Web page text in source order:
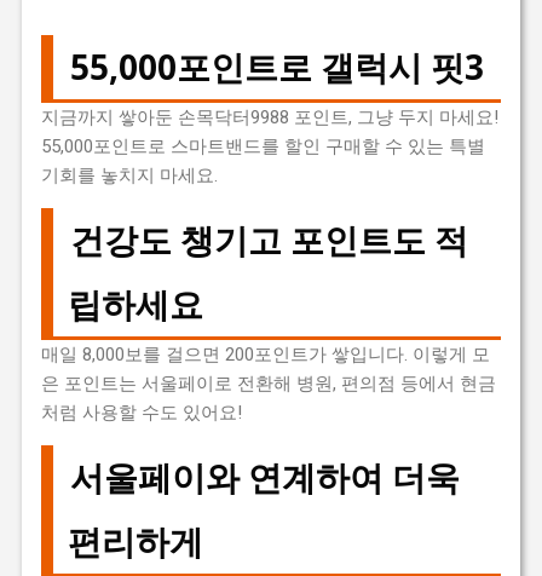
55,000포인트로 갤럭시 핏3
지금까지 쌓아둔 손목닥터9988 포인트, 그냥 두지 마세요!
55,000포인트로 스마트밴드를 할인 구매할 수 있는 특별
기회를 놓치지 마세요.
건강도 챙기고 포인트도 적
립하세요
매일 8,000보를 걸으면 200포인트가 쌓입니다. 이렇게 모
은 포인트는 서울페이로 전환해 병원, 편의점 등에서 현금
처럼 사용할 수도 있어요!
서울페이와 연계하여 더욱
편리하게